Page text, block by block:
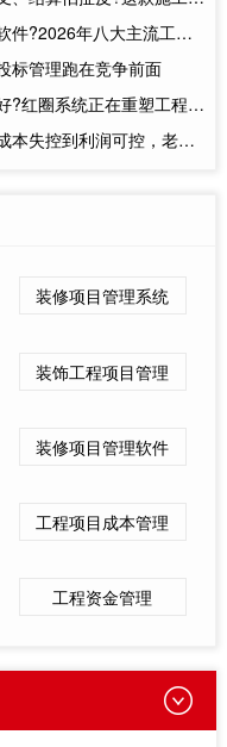
年八大主流工具深度盘点
标管理跑在竞争前面
正在重塑工程企业的"数字大脑"
利润可控，老板只需做对一步
装修项目管理系统
装饰工程项目管理
装修项目管理软件
工程项目成本管理
工程资金管理